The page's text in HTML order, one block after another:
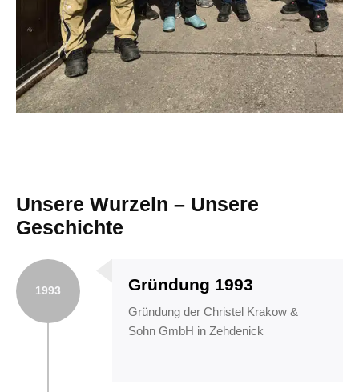
Unsere Wurzeln – Unsere
Geschichte
Gründung 1993
Gründung der Christel Krakow &
Sohn GmbH in Zehdenick
1993